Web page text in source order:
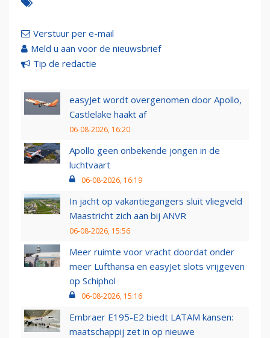
Verstuur per e-mail
Meld u aan voor de nieuwsbrief
Tip de redactie
easyJet wordt overgenomen door Apollo,
Castlelake haakt af
06-08-2026, 16:20
Apollo geen onbekende jongen in de
luchtvaart
06-08-2026, 16:19
In jacht op vakantiegangers sluit vliegveld
Maastricht zich aan bij ANVR
06-08-2026, 15:56
Meer ruimte voor vracht doordat onder
meer Lufthansa en easyJet slots vrijgeven
op Schiphol
06-08-2026, 15:16
Embraer E195-E2 biedt LATAM kansen:
maatschappij zet in op nieuwe